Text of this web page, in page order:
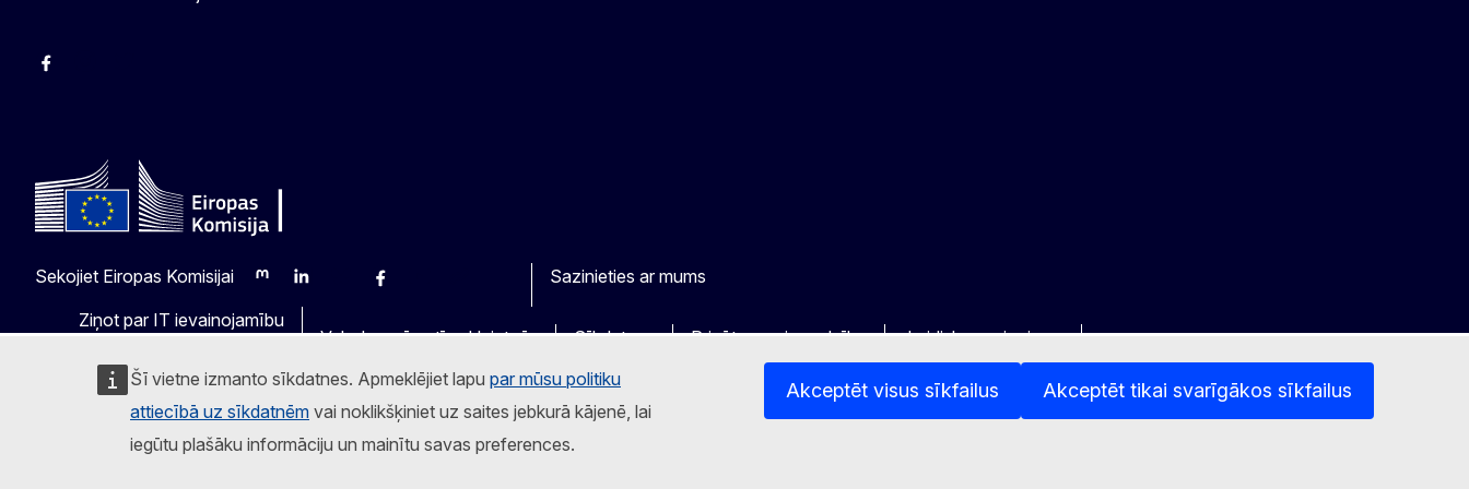
Šī vietne izmanto sīkdatnes. Apmeklējiet lapu par mūsu politiku
attiecībā uz sīkdatnēm vai noklikšķiniet uz saites jebkurā kājenē, lai
iegūtu plašāku informāciju un mainītu savas preferences.
Akceptēt visus sīkfailus Akceptēt tikai svarīgākos sīkfailus
Facebook
Sekojiet Eiropas Komisijai
MastodonLinkedInBlueskyFacebook
Sazinieties ar mums
Ziņot par IT ievainojamību
Valodas mūsu tīmekļvietnēs
Sīkdatnes Privātuma aizsardzība Juridisks paziņojums